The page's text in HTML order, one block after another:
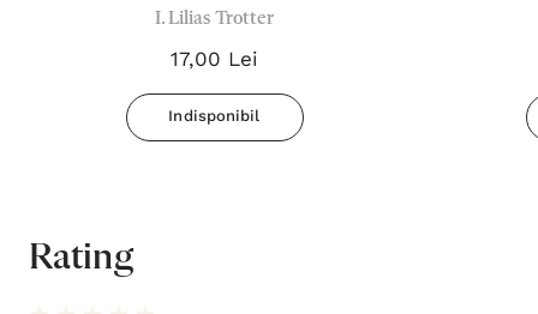
I. Lilias Trotter
17,00 Lei
Indisponibil
Rating